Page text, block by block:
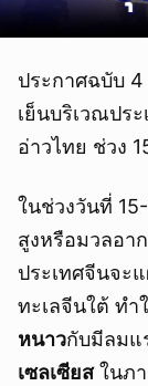
ประกาศฉบับ
เย็นบริเวณปร
อ่าวไทย ช่วง
ในช่วงวันที่
สูงหรือมวลอา
ประเทศจีนจะ
ทะเลจีนใต้ ทำ
หนาวกับมีลมแ
เซลเซียสในภา